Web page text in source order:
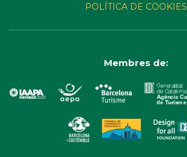
POLÍTICA DE COOKIES
Membres de: